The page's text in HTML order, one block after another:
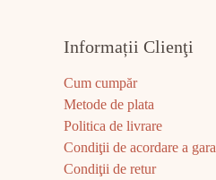
Informații Clienţi
Cum cumpăr
Metode de plata
Politica de livrare
Condiţii de acordare a
Condiţii de retur